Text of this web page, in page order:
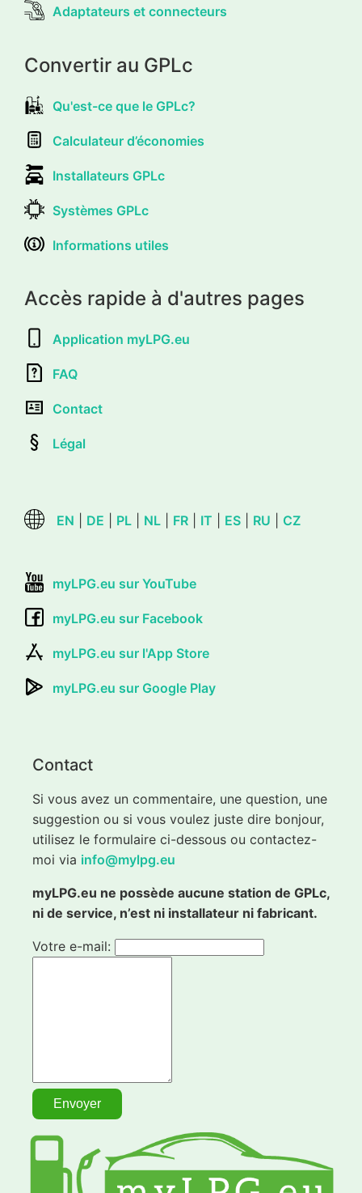
Adaptateurs et connecteurs
Convertir au GPLc
Qu'est-ce que le GPLc?
Calculateur d’économies
Installateurs GPLc
Systèmes GPLc
Informations utiles
Accès rapide à d'autres pages
Application myLPG.eu
FAQ
Contact
Légal
EN DE PL NL FR IT ES RU CZ
myLPG.eu sur YouTube
myLPG.eu sur Facebook
myLPG.eu sur l'App Store
myLPG.eu sur Google Play
Contact
Si vous avez un commentaire, une question, une
suggestion ou si vous voulez juste dire bonjour,
utilisez le formulaire ci-dessous ou contactez-
moi via info@mylpg.eu
myLPG.eu ne possède aucune station de GPLc,
ni de service, n’est ni installateur ni fabricant.
Votre e-mail: